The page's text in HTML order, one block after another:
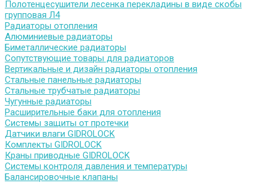
Полотенцесушители лесенка перекладины в виде скобы
групповая Л4
Радиаторы отопления
Алюминиевые радиаторы
Биметаллические радиаторы
Сопутствующие товары для радиаторов
Вертикальные и дизайн радиаторы отопления
Стальные панельные радиаторы
Стальные трубчатые радиаторы
Чугунные радиаторы
Расширительные баки для отопления
Системы защиты от протечки
Датчики влаги GIDROLOCK
Комплекты GIDROLOCK
Краны приводные GIDROLOCK
Системы контроля давления и температуры
Балансировочные клапаны